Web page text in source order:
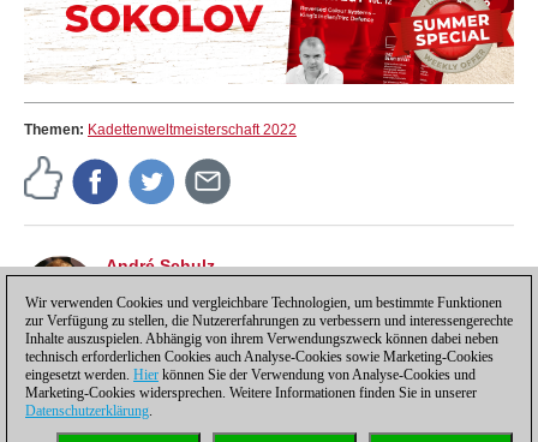
Themen: Kadettenweltmeisterschaft 2022
André Schulz
der Redakteur der deutschsprachigen ChessBase
Schachnachrichten-Seite.
Wir verwenden Cookies und vergleichbare Technologien, um bestimmte Funktionen
zur Verfügung zu stellen, die Nutzererfahrungen zu verbessern und interessengerechte
Inhalte auszuspielen. Abhängig von ihrem Verwendungszweck können dabei neben
technisch erforderlichen Cookies auch Analyse-Cookies sowie Marketing-Cookies
eingesetzt werden. Hier können Sie der Verwendung von Analyse-Cookies und
Marketing-Cookies widersprechen. Weitere Informationen finden Sie in unserer
Datenschutzerklärung.